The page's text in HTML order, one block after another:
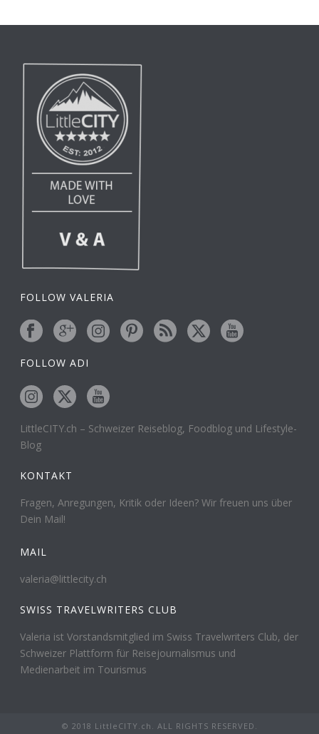
FOLLOW VALERIA
FOLLOW ADI
LittleCITY.ch – Schweizer Reiseblog, Foodblog und Lifestyle-
Blog
KONTAKT
Fragen, Anregungen, Kritik oder Ideen? Wir freuen uns über
Dein Mail!
MAIL
valeria@littlecity.ch
SWISS TRAVELWRITERS CLUB
Valeria ist Vorstandsmitglied im Swiss Travelwriters Club, der
Schweizer Plattform für Reisejournalismus und
Medienarbeit im Tourismus
© 2018 LittleCITY.ch. ALL RIGHTS RESERVED.